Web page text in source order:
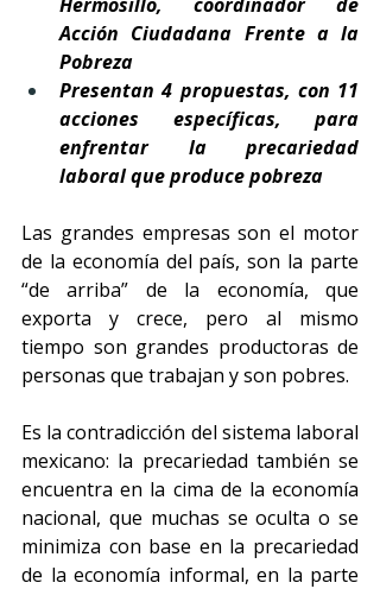
Acción Ciudadana Frente a la
Pobreza
Presentan 4 propuestas, con 11
acciones específicas, para
enfrentar la precariedad
laboral que produce pobreza
Las grandes empresas son el motor
de la economía del país, son la parte
“de arriba” de la economía, que
exporta y crece, pero al mismo
tiempo son grandes productoras de
personas que trabajan y son pobres.
Es la contradicción del sistema laboral
mexicano: la precariedad también se
encuentra en la cima de la economía
nacional, que muchas se oculta o se
minimiza con base en la precariedad
de la economía informal, en la parte